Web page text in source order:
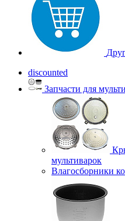
discounted
Запчасти для
мультиварок
Влагосборники